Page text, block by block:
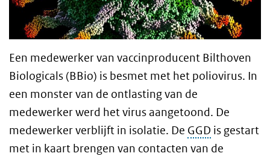
Een medewerker van vaccinproducent Bilthoven
Biologicals (BBio) is besmet met het poliovirus. In
een monster van de ontlasting van de
medewerker werd het virus aangetoond. De
medewerker verblijft in isolatie. De GGD is gestart
met in kaart brengen van contacten van de